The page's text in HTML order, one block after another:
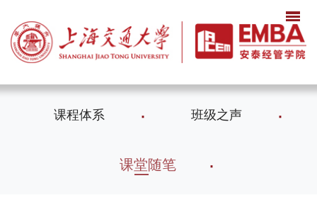
课程体系 班级之声
课堂随笔